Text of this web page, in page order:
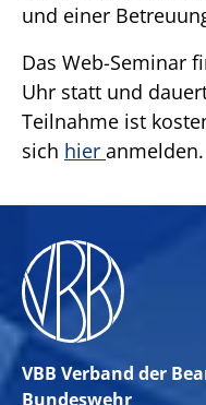
und einer
Das Web-Seminar
Uhr statt und
Teilnahme ist
sich hier anmelden.
VBB Verband der
Bundeswehr